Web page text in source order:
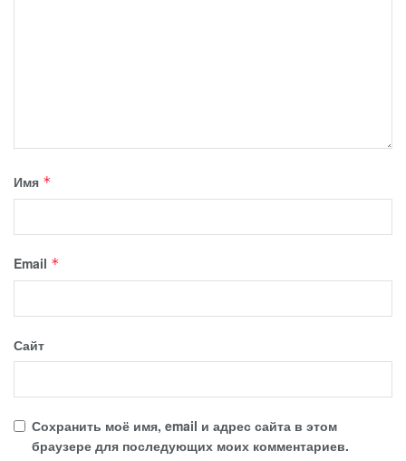
Имя *
Email *
Сайт
Сохранить моё имя, email и адрес сайта в этом
браузере для последующих моих комментариев.